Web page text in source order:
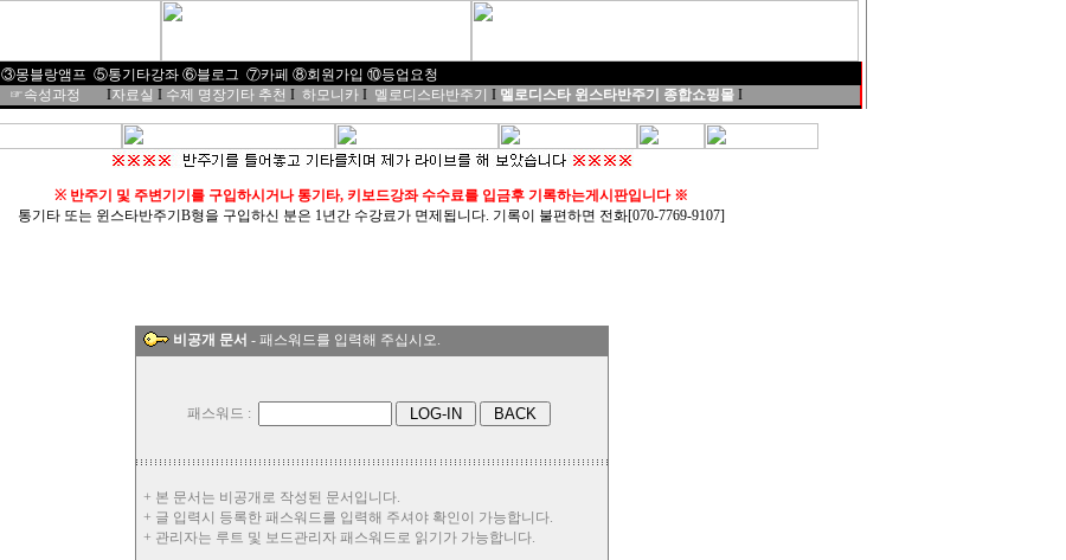
③몽블랑앰프 ⑤통기타강좌 ⑥블로그 ⑦카페 ⑧회원가입 ⑩등업요청
☞속성과정 I자료실 I 수제 명장기타 추천 I 하모니카 I 멜로디스타반주기 I멜로디스타 윈스타반주기 종합쇼핑몰 I
※ 반주기 및 주변기기를 구입하시거나 통기타, 키보드강좌 수수료를 입금후 기록하는게시판입니다 ※
통기타 또는 윈스타반주기B형을 구입하신 분은 1년간 수강료가 면제됩니다. 기록이 불편하면 전화[070-7769-9107]
비공개 문서 - 패스워드를 입력해 주십시오.
패스워드 :
+ 본 문서는 비공개로 작성된 문서입니다.
+ 글 입력시 등록한 패스워드를 입력해 주셔야 확인이 가능합니다.
+ 관리자는 루트 및 보드관리자 패스워드로 읽기가 가능합니다.